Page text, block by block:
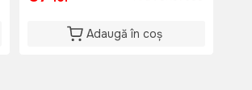
Adaugă în coș